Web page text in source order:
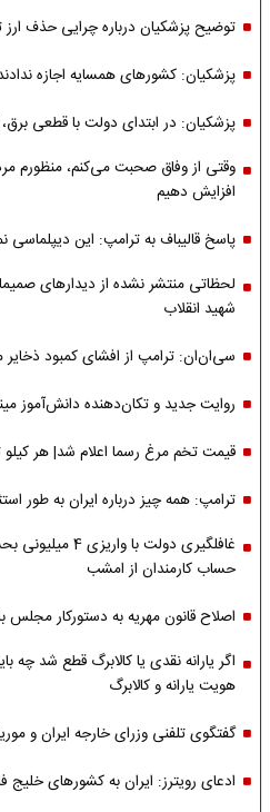
توضیح پزشکیان درباره چرایی حذف
پزشکیان: کشورهای همسایه اجازه
پزشکیان: در ابتدای دولت با قطعی
وقتی از وفاق صحبت می‌کنم، منظورم
افزایش دهیم
پاسخ قالیباف به ترامپ: این
لحظاتی منتشر نشده از دیدارهای
شهید انقلاب
سی‌ان‌ان: ترامپ از افشای کمبود
روایت جدید و تکان‌دهنده دانش‌آموز
قیمت تخم مرغ رسما اعلام شد| هر
ترامپ: همه چیز درباره ایران به طور
غافلگیری دولت
حساب کارمندان از امشب
اصلاح قانون مهریه به دستورکار مجلس
اگر یارانه نقدی یا کالابرگ قطع شد چه
هویت یارانه و کالابرگ
گفتگوی تلفنی وزرای خارجه ایران و
ادعای رویترز: ایران به کشورهای